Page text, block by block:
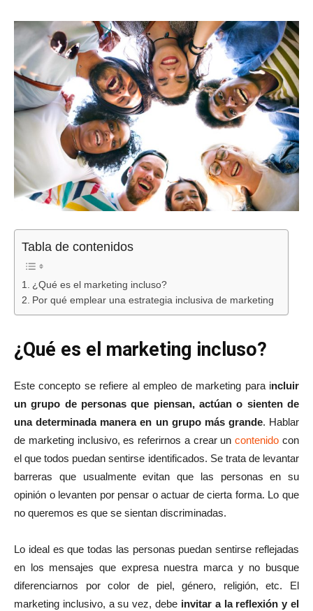
Tabla de contenidos
¿Qué es el marketing incluso?
Por qué emplear una estrategia inclusiva de marketing
¿Qué es el marketing incluso?
Este concepto se refiere al empleo de marketing para incluir
un grupo de personas que piensan, actúan o sienten de
una determinada manera en un grupo más grande. Hablar
de marketing inclusivo, es referirnos a crear uncontenido con
el que todos puedan sentirse identificados. Se trata de levantar
barreras que usualmente evitan que las personas en su
opinión o levanten por pensar o actuar de cierta forma. Lo que
no queremos es que se sientan discriminadas.
Lo ideal es que todas las personas puedan sentirse reflejadas
en los mensajes que expresa nuestra marca y no busque
diferenciarnos por color de piel, género, religión, etc. El
marketing inclusivo, a su vez, debe invitar a la reflexión y el